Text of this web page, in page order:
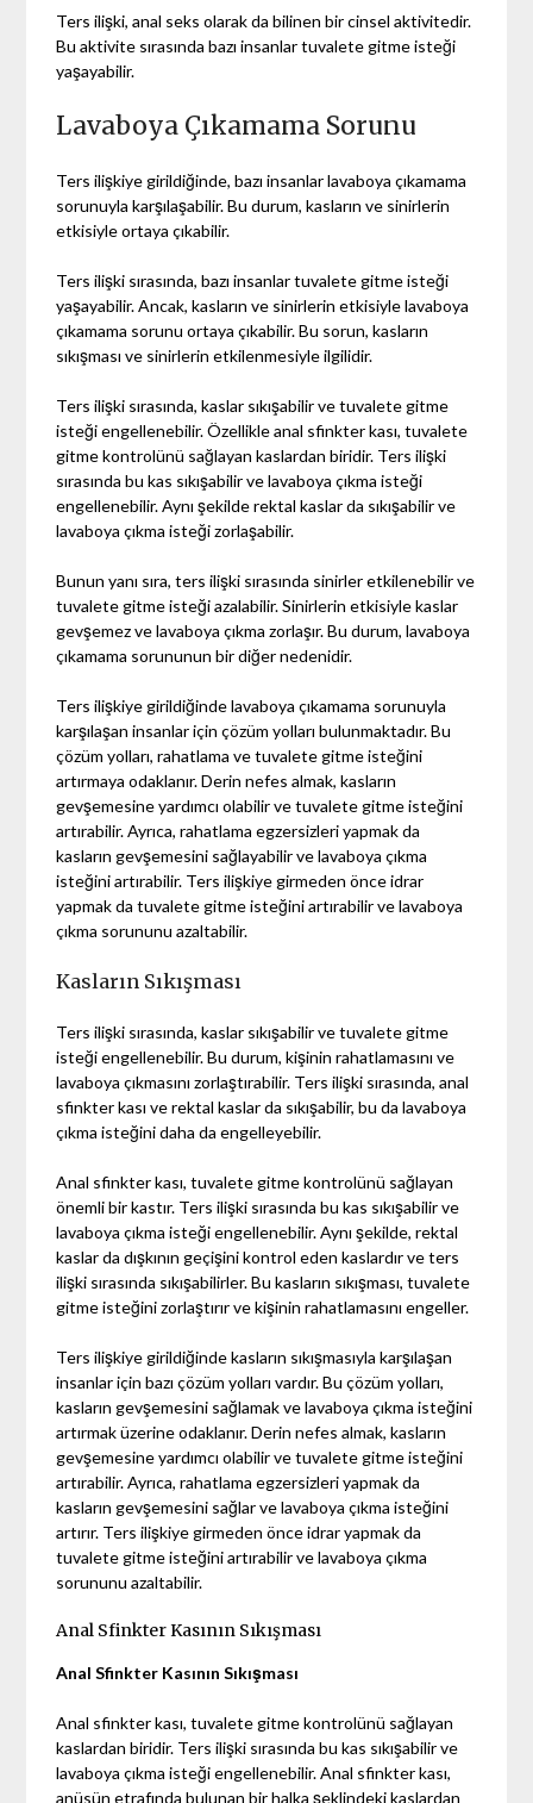
Ters ilişki, anal seks olarak da bilinen bir cinsel aktivitedir.
Bu aktivite sırasında bazı insanlar tuvalete gitme isteği
yaşayabilir.
Lavaboya Çıkamama Sorunu
Ters ilişkiye girildiğinde, bazı insanlar lavaboya çıkamama
sorunuyla karşılaşabilir. Bu durum, kasların ve sinirlerin
etkisiyle ortaya çıkabilir.
Ters ilişki sırasında, bazı insanlar tuvalete gitme isteği
yaşayabilir. Ancak, kasların ve sinirlerin etkisiyle lavaboya
çıkamama sorunu ortaya çıkabilir. Bu sorun, kasların
sıkışması ve sinirlerin etkilenmesiyle ilgilidir.
Ters ilişki sırasında, kaslar sıkışabilir ve tuvalete gitme
isteği engellenebilir. Özellikle anal sfinkter kası, tuvalete
gitme kontrolünü sağlayan kaslardan biridir. Ters ilişki
sırasında bu kas sıkışabilir ve lavaboya çıkma isteği
engellenebilir. Aynı şekilde rektal kaslar da sıkışabilir ve
lavaboya çıkma isteği zorlaşabilir.
Bunun yanı sıra, ters ilişki sırasında sinirler etkilenebilir ve
tuvalete gitme isteği azalabilir. Sinirlerin etkisiyle kaslar
gevşemez ve lavaboya çıkma zorlaşır. Bu durum, lavaboya
çıkamama sorununun bir diğer nedenidir.
Ters ilişkiye girildiğinde lavaboya çıkamama sorunuyla
karşılaşan insanlar için çözüm yolları bulunmaktadır. Bu
çözüm yolları, rahatlama ve tuvalete gitme isteğini
artırmaya odaklanır. Derin nefes almak, kasların
gevşemesine yardımcı olabilir ve tuvalete gitme isteğini
artırabilir. Ayrıca, rahatlama egzersizleri yapmak da
kasların gevşemesini sağlayabilir ve lavaboya çıkma
isteğini artırabilir. Ters ilişkiye girmeden önce idrar
yapmak da tuvalete gitme isteğini artırabilir ve lavaboya
çıkma sorununu azaltabilir.
Kasların Sıkışması
Ters ilişki sırasında, kaslar sıkışabilir ve tuvalete gitme
isteği engellenebilir. Bu durum, kişinin rahatlamasını ve
lavaboya çıkmasını zorlaştırabilir. Ters ilişki sırasında, anal
sfinkter kası ve rektal kaslar da sıkışabilir, bu da lavaboya
çıkma isteğini daha da engelleyebilir.
Anal sfinkter kası, tuvalete gitme kontrolünü sağlayan
önemli bir kastır. Ters ilişki sırasında bu kas sıkışabilir ve
lavaboya çıkma isteği engellenebilir. Aynı şekilde, rektal
kaslar da dışkının geçişini kontrol eden kaslardır ve ters
ilişki sırasında sıkışabilirler. Bu kasların sıkışması, tuvalete
gitme isteğini zorlaştırır ve kişinin rahatlamasını engeller.
Ters ilişkiye girildiğinde kasların sıkışmasıyla karşılaşan
insanlar için bazı çözüm yolları vardır. Bu çözüm yolları,
kasların gevşemesini sağlamak ve lavaboya çıkma isteğini
artırmak üzerine odaklanır. Derin nefes almak, kasların
gevşemesine yardımcı olabilir ve tuvalete gitme isteğini
artırabilir. Ayrıca, rahatlama egzersizleri yapmak da
kasların gevşemesini sağlar ve lavaboya çıkma isteğini
artırır. Ters ilişkiye girmeden önce idrar yapmak da
tuvalete gitme isteğini artırabilir ve lavaboya çıkma
sorununu azaltabilir.
Anal Sfinkter Kasının Sıkışması
Anal Sfinkter Kasının Sıkışması
Anal sfinkter kası, tuvalete gitme kontrolünü sağlayan
kaslardan biridir. Ters ilişki sırasında bu kas sıkışabilir ve
lavaboya çıkma isteği engellenebilir. Anal sfinkter kası,
anüsün etrafında bulunan bir halka şeklindeki kaslardan